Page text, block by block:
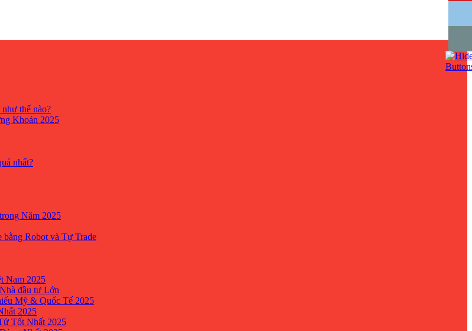
thế nào?
Khoán 2025
nhất?
Năm 2025
bằng Robot và Tự Trade
Nam 2025
đầu tư Lớn
Mỹ & Quốc Tế 2025
2025
Tốt Nhất 2025